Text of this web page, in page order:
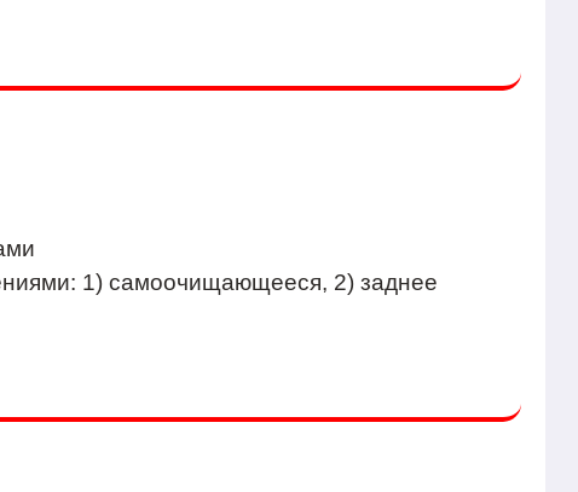
1) самоочищающееся, 2) заднее